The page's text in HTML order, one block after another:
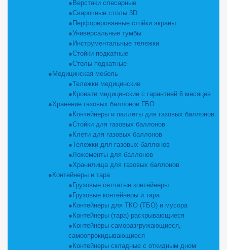
Верстаки слесарные
Сварочные столы 3D
Перфорированные стойки экраны
Универсальные тумбы
Инструментальные тележки
Стойки подкатные
Столы подкатные
Медицинская мебель
Тележки медицинские
Кровати медицинские с гарантией 6 месяцев
Хранение газовых баллонов ГБО
Контейнеры и паллеты для газовых баллонов
Стойки для газовых баллонов
Клети для газовых баллонов
Тележки для газовых баллонов
Ложементы для баллонов
Хранилища для газовых баллонов
Контейнеры и тара
Грузовые сетчатые контейнеры
Грузовые контейнеры и тара
Контейнеры для ТКО (ТБО) и мусора
Контейнеры (тара) раскрывающиеся
Контейнеры саморазгружающиеся,
самоопрокидывающиеся
Контейнеры складные с откидным дном